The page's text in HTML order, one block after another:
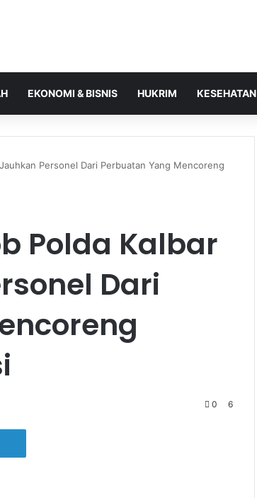
EKONOMI & BISNIS HUKRIM KESEHATAN
Personel Dari Perbuatan Yang Mencoreng
Polda Kalbar
Dari
0 6
LinkedIn